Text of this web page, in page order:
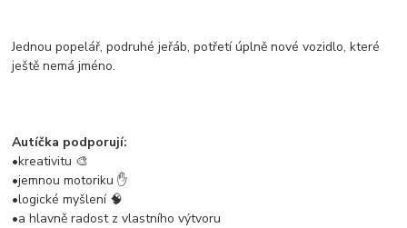
Jednou popelář, podruhé jeřáb, potřetí úplně nové vozidlo, které
ještě nemá jméno.
Autíčka podporují:
•kreativitu 🎨
•jemnou motoriku ✋
•logické myšlení 🧠
•a hlavně radost z vlastního výtvoru